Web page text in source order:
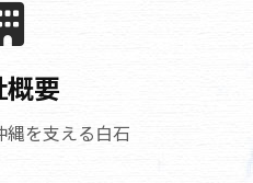
要
縄を支える白石